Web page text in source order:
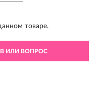
товаре.
ИЛИ ВОПРОС